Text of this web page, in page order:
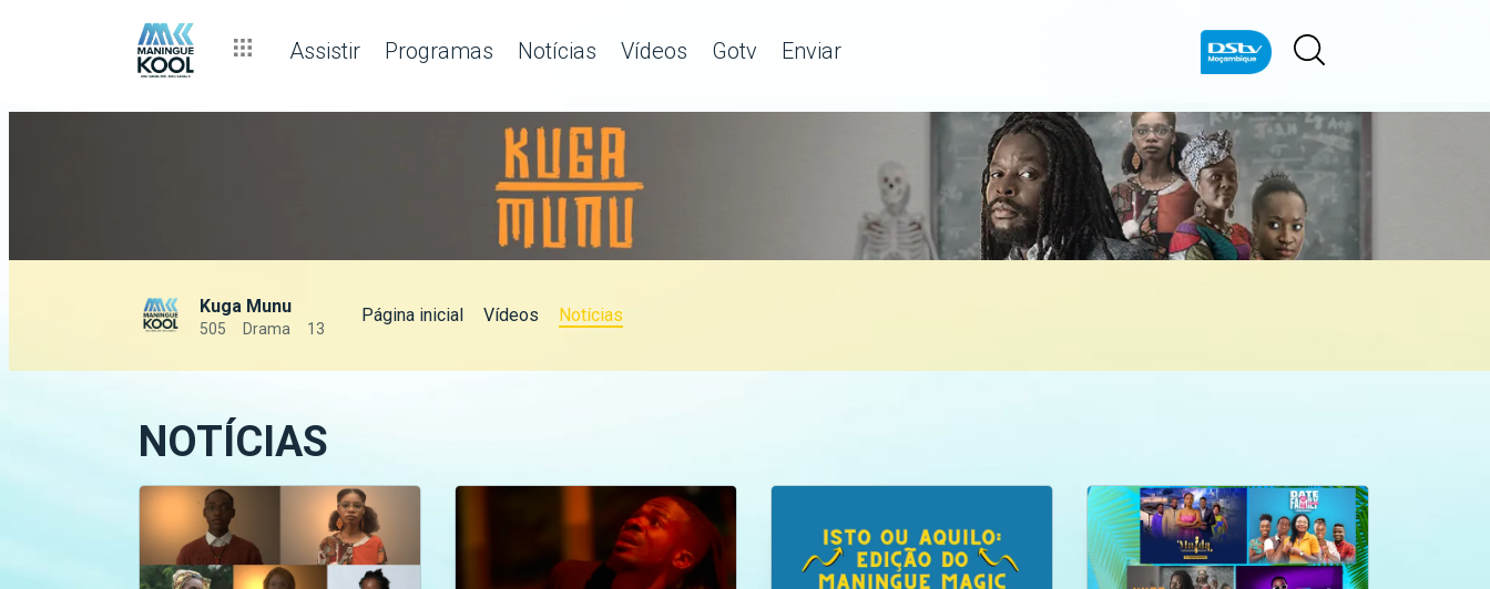
Assistir Programas Notícias Vídeos Gotv Enviar
Kuga Munu
505 Drama 13
Página inicial Vídeos Notícias
NOTÍCIAS